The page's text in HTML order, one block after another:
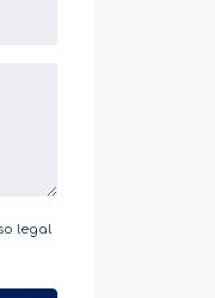
legal